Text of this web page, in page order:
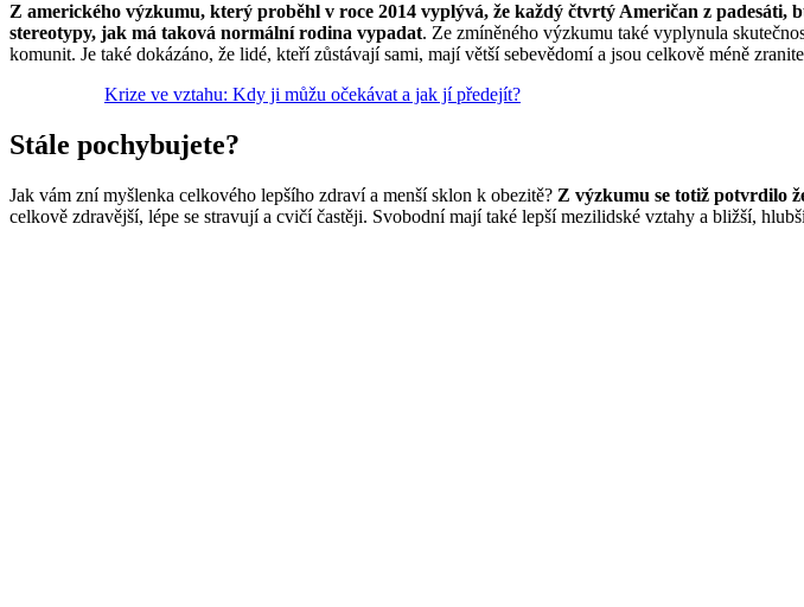
Z amerického výzkumu, který proběhl v roce 2014 vyplývá, že každý čtvrtý Američan z padesáti,
stereotypy, jak má taková normální rodina vypadat. Ze zmíněného výzkumu také vyplynula
komunit. Je také dokázáno, že lidé, kteří zůstávají sami, mají větší sebevědomí a jsou celkově méně
Krize ve vztahu: Kdy ji můžu očekávat a jak jí předejít?
Stále pochybujete?
Jak vám zní myšlenka celkového lepšího zdraví a menší sklon k obezitě? Z výzkumu se totiž potvrdilo
celkově zdravější, lépe se stravují a cvičí častěji. Svobodní mají také lepší mezilidské vztahy a bližší,